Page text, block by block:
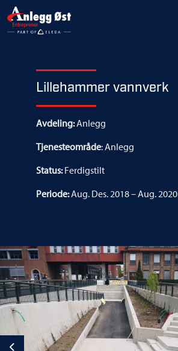
Lillehammer vannverk
Avdeling:Anlegg
Tjenesteområde: Anlegg
Status:Ferdigstilt
Periode:Aug. Des. 2018 – Aug. 2020